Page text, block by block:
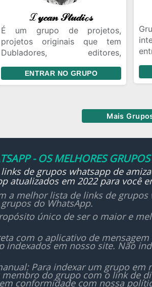
ℒ𝓎𝒸𝒶𝓃 𝒮𝓉𝓊𝒹𝒾ℴ𝓈
É um grupo de projetos,
projetos originais que tem
Dubladores, editores,
A kira é a líder do grupo.
Tambem Ocorre eventos nessa
Mais importante :tem que
haver cooperação se sabe
O intuito é diversão, mas sem
cooperação não haverá
evolução.
ENTRAR NO GRUPO
Mais
- OS MELHORES
de grupos whatsapp de
atualizados em 2022 para você
a melhor lista de links de grupos
do WhatsApp.
único de ser o maior e
com o aplicativo de
indexados em nosso site. Não
Para indexar um grupo
do grupo com o link de
conformidade com nossa